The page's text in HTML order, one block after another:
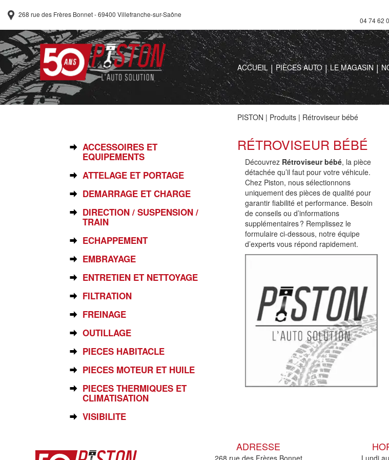
268 rue des Frères Bonnet - 69400 Villefranche-sur-Saône
04 74 62
ACCUEIL PIÈCES AUTO LE MAGASIN
PISTON | Produits | Rétroviseur bébé
ACCESSOIRES ET
EQUIPEMENTS
ATTELAGE ET PORTAGE
DEMARRAGE ET CHARGE
DIRECTION / SUSPENSION /
TRAIN
ECHAPPEMENT
EMBRAYAGE
ENTRETIEN ET NETTOYAGE
FILTRATION
FREINAGE
OUTILLAGE
PIECES HABITACLE
PIECES MOTEUR ET HUILE
PIECES THERMIQUES ET
CLIMATISATION
VISIBILITE
RÉTROVISEUR BÉBÉ
Découvrez Rétroviseur bébé, la pièce
détachée qu’il faut pour votre véhicule.
Chez Piston, nous sélectionnons
uniquement des pièces de qualité pour
garantir fiabilité et performance. Besoin
de conseils ou d’informations
supplémentaires ? Remplissez le
formulaire ci-dessous, notre équipe
d’experts vous répond rapidement.
ADRESSE